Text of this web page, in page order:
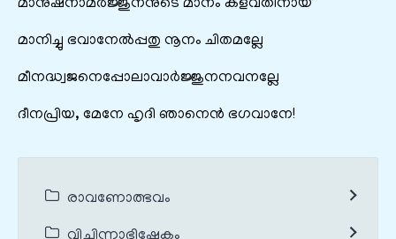
മാനുഷനാമർജ്ജുനനുടെ മാനം കളവതിനായ്
മാനിച്ചു ഭവാനേൽപ്പതു നൂനം ചിതമല്ലേ
മീനദ്ധ്വജനെപ്പോലാവാർജ്ജുനനവനല്ലേ
ദീനപ്രിയ, മേനേ ഹൃദി ഞാനെൻ ഭഗവാനേ!
രാവണോത്ഭവം